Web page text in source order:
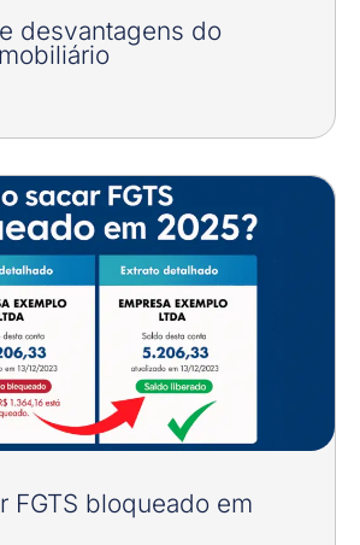
desvantagens do
FGTS bloqueado em